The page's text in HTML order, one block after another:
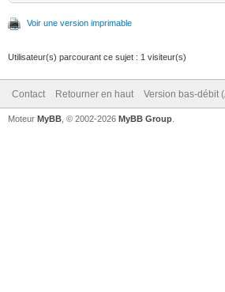
Voir une version imprimable
Utilisateur(s) parcourant ce sujet : 1 visiteur(s)
Contact Retourner en haut Version bas-débit
Moteur MyBB , © 2002-2026 MyBB Group